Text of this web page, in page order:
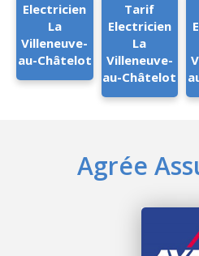
Electricien
La
Villeneuve-
au-Châtelot
Tarif
Electricien
La
Villeneuve-
au-Châtelot
Agrée